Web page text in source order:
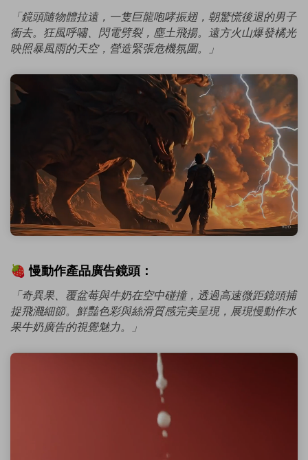
「鏡頭隨物體拉遠，一隻巨龍咆哮振翅，朝驚慌後退的男子
衝去。狂風呼嘯、閃電劈裂，塵土飛揚。遠方火山爆發橘光
映照暴風雨的天空，營造緊張危機氛圍。」
🍓 慢動作產品廣告鏡頭：
「奇異果、覆盆莓與牛奶在空中碰撞，透過高速微距鏡頭捕
捉飛濺細節。鮮豔色彩與絲滑質感完美呈現，展現慢動作水
果牛奶廣告的視覺魅力。」